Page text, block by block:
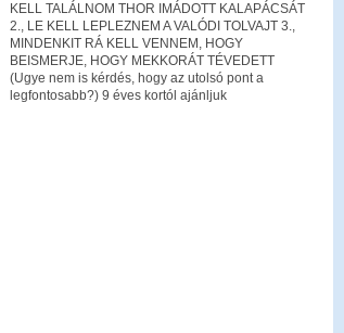
KELL TALÁLNOM THOR IMÁDOTT KALAPÁCSÁT
2., LE KELL LEPLEZNEM A VALÓDI TOLVAJT 3.,
MINDENKIT RÁ KELL VENNEM, HOGY
BEISMERJE, HOGY MEKKORÁT TÉVEDETT
(Ugye nem is kérdés, hogy az utolsó pont a
legfontosabb?) 9 éves kortól ajánljuk